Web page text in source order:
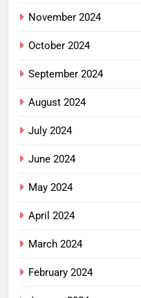
November 2024
October 2024
September 2024
August 2024
July 2024
June 2024
May 2024
April 2024
March 2024
February 2024